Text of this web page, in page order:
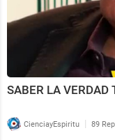
SABER LA VERDAD
CienciayEspiritu | 89